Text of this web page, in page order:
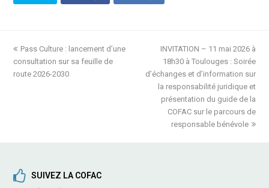
previous
post:
Pass Culture : lancement d’une
consultation sur sa feuille de
route 2026-2030
next
post:
INVITATION – 11 mai 2026 à
18h30 à Toulouges : Soirée
d’échanges et d’information sur
la responsabilité juridique et
présentation du guide de la
COFAC sur le parcours de
responsable bénévole
SUIVEZ LA COFAC